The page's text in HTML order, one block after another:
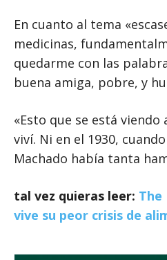
En cuanto al tema
medicinas,
quedarme con las
buena amiga, pobre, y
«Esto que se está viendo
viví. Ni en el 1930,
Machado había tanta
tal vez quieras leer: The
vive su peor crisis de